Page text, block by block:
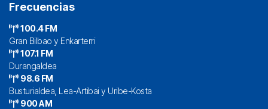
Frecuencias
100.4 FM
Gran Bilbao y Enkarterri
107.1 FM
Durangaldea
98.6 FM
Busturialdea, Lea-Artibai y Uribe-Kosta
900 AM